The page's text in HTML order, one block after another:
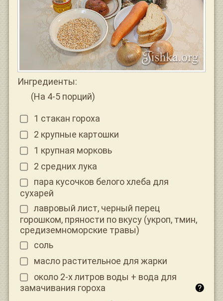
Ингредиенты:
(На 4-5 порций)
1 стакан гороха
2 крупные картошки
1 крупная морковь
2 средних лука
пара кусочков белого хлеба для
сухарей
лавровый лист, черный перец
горошком, пряности по вкусу (укроп, тмин,
средиземноморские травы)
соль
масло растительное для жарки
около 2-х литров воды + вода для
замачивания гороха